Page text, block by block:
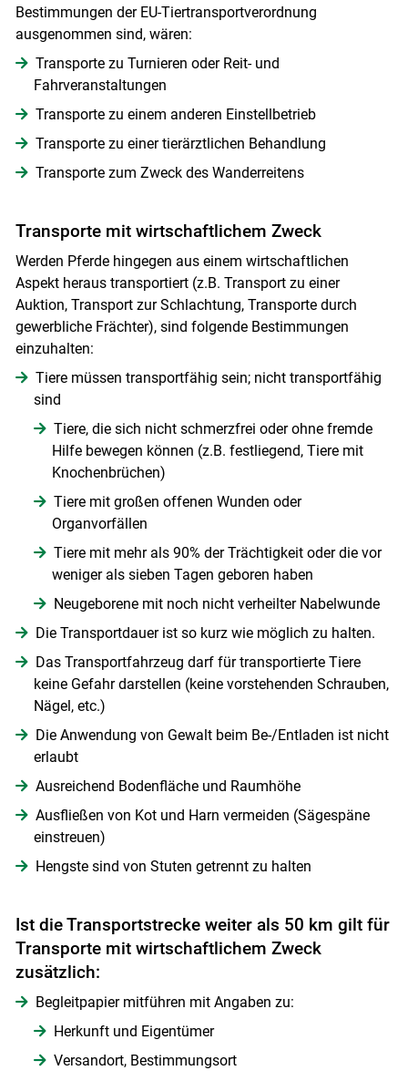
Skip to main content
Bestimmungen der EU-Tiertransportverordnung
ausgenommen sind, wären:
Transporte zu Turnieren oder Reit- und
Fahrveranstaltungen
Transporte zu einem anderen Einstellbetrieb
Transporte zu einer tierärztlichen Behandlung
Transporte zum Zweck des Wanderreitens
Transporte mit wirtschaftlichem Zweck
Werden Pferde hingegen aus einem wirtschaftlichen
Aspekt heraus transportiert (z.B. Transport zu einer
Auktion, Transport zur Schlachtung, Transporte durch
gewerbliche Frächter), sind folgende Bestimmungen
einzuhalten:
Tiere müssen transportfähig sein; nicht transportfähig
sind
Tiere, die sich nicht schmerzfrei oder ohne fremde
Hilfe bewegen können (z.B. festliegend, Tiere mit
Knochenbrüchen)
Tiere mit großen offenen Wunden oder
Organvorfällen
Tiere mit mehr als 90% der Trächtigkeit oder die vor
weniger als sieben Tagen geboren haben
Neugeborene mit noch nicht verheilter Nabelwunde
Die Transportdauer ist so kurz wie möglich zu halten.
Das Transportfahrzeug darf für transportierte Tiere
keine Gefahr darstellen (keine vorstehenden Schrauben,
Nägel, etc.)
Die Anwendung von Gewalt beim Be-/Entladen ist nicht
erlaubt
Ausreichend Bodenfläche und Raumhöhe
Ausfließen von Kot und Harn vermeiden (Sägespäne
einstreuen)
Hengste sind von Stuten getrennt zu halten
Ist die Transportstrecke weiter als 50 km gilt für
Transporte mit wirtschaftlichem Zweck
zusätzlich:
Begleitpapier mitführen mit Angaben zu:
Herkunft und Eigentümer
Versandort, Bestimmungsort